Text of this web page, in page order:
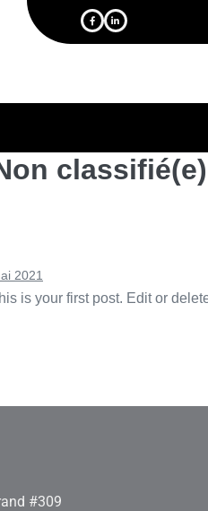
classifié(e)
2021
is your first post. Edit or
#309